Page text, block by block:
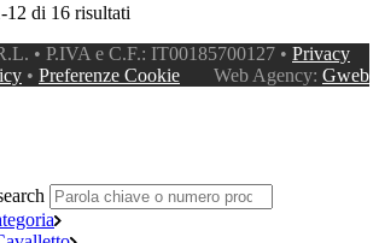
12 di 16 risultati
• P.IVA e C.F.: IT00185700127 • Privacy
• Preferenze Cookie Web Agency: Gweb